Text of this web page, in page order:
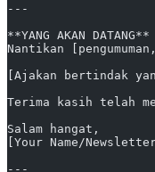
---
**YANG AKAN DATANG**
Nantikan
[Ajakan bertindak
Terima kasih telah
Salam hangat,
[Your Name/Newsletter
---